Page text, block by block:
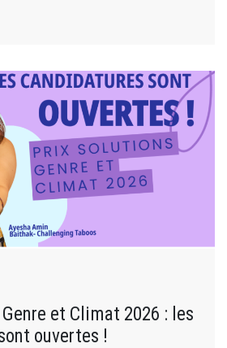
et Climat 2026 : les
ouvertes !